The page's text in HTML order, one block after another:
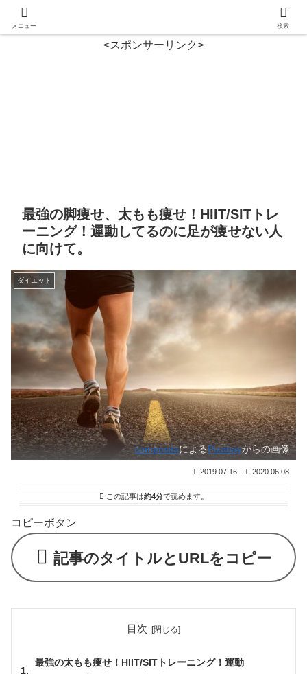
<スポンサーリンク>
最強の脚痩せ、太もも痩せ！HIIT/SITトレ
ーニング！運動してるのに足が痩せない人
に向けて。
ダイエット
compositaによるPixabayからの画像
2019.07.16 2020.06.08
この記事は約4分で読めます。
コピーボタン
記事のタイトルとURLをコピー
目次
最強の太もも痩せ！HIIT/SITトレーニング！運動
メニュー 検索